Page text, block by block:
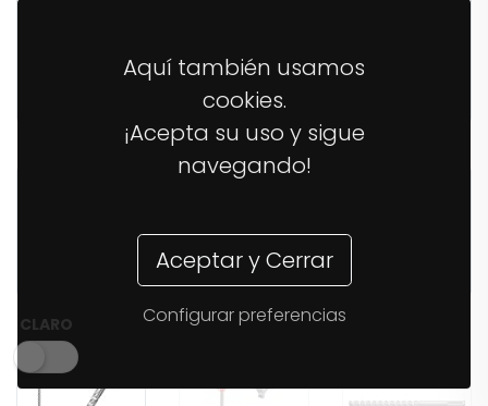
14,37€
54,49€
Aquí también usamos
cookies.
¡Acepta su uso y sigue
navegando!
Aceptar y Cerrar
Configurar preferencias
CLARO